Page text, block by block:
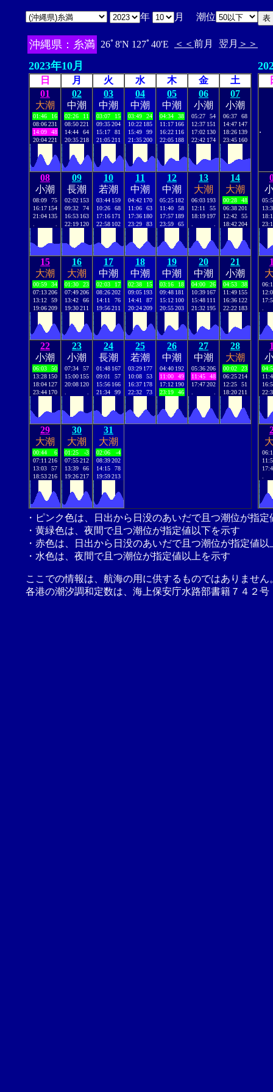
年 月 潮位
沖縄県：糸満 26ﾟ8'N 127ﾟ40'E ＜＜ 前月 翌月 ＞＞
2023年10月
日 月 火 水 木 金
土
01
大潮
01:46
16
08:06231
14:09
48
20:04221
02
中潮
02:26
11
08:50221
14:44
64
20:35218
03
中潮
03:07
15
09:35204
15:17
81
21:05211
04
中潮
03:49
24
10:22 185
15:49
99
21:35200
05
中潮
04:34
38
11:17 166
16:22 116
22:05 188
06
小潮
05:27
54
12:37 151
17:02 130
22:42 174
07
小潮
06:37
68
14:47 147
18:26 139
23:45 160
08
小潮
08:09
75
16:17 154
21:04 135
09
長潮
02:02 153
09:32
74
16:53 163
22:19 120
10
若潮
03:44 159
10:26
68
17:16 171
22:58 102
11
中潮
04:42 170
11:06
63
17:36 180
23:29
83
12
中潮
05:25 182
11:40
58
17:57 189
23:59
65
13
大潮
06:03 193
12:11
55
18:19 197
14
大潮
00:28
48
06:38201
12:42
55
18:42204
15
大潮
00:59
34
07:13206
13:12
59
19:06209
16
大潮
01:30
23
07:49206
13:42
66
19:30211
17
中潮
02:03
17
08:26202
14:11
76
19:56211
18
中潮
02:38
15
09:05 193
14:41
87
20:24209
19
中潮
03:16
18
09:48 181
15:12 100
20:55203
20
中潮
04:00
26
10:39 167
15:48 111
21:32 195
21
小潮
04:53
38
11:49 155
16:36 122
22:22 183
22
小潮
06:03
50
13:28 150
18:04 127
23:44 170
23
小潮
07:34
57
15:00 155
20:08 120
24
長潮
01:48 167
09:01
57
15:56 166
21:34
99
25
若潮
03:29 177
10:08
53
16:37 178
22:32
73
26
中潮
04:40 192
11:00
49
17:12 190
23:19
46
27
中潮
05:36206
11:45
48
17:47202
28
大潮
00:02
23
06:25214
12:25
51
18:20211
29
大潮
00:44
6
07:11 216
13:03
57
18:53216
30
大潮
01:25
-3
07:55212
13:39
66
19:26217
31
大潮
02:06
-4
08:39202
14:15
78
19:59213
.
・ピンク色は、日出から日没のあいだで且つ潮位が指
・黄緑色は、夜間で且つ潮位が指定値以下を示す
・赤色は、日出から日没のあいだで且つ潮位が指定値以
・水色は、夜間で且つ潮位が指定値以上を示す
ここでの情報は、航海の用に供するものではありませ
各港の潮汐調和定数は、海上保安庁水路部書籍７４２